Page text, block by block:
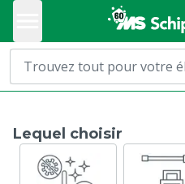
Lequel choisir